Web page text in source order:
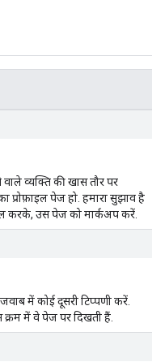
व्यक्ति की खास तौर पर
प्रोफ़ाइल पेज हो. हमारा सुझाव है
करके, उस पेज को मार्कअप करें.
में कोई दूसरी टिप्पणी करें.
क्रम में वे पेज पर दिखती हैं.